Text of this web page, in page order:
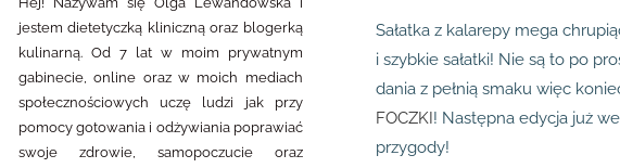
jestem dietetyczką kliniczną oraz blogerką
kulinarną. Od 7 lat w moim prywatnym
gabinecie, online oraz w moich mediach
społecznościowych uczę ludzi jak przy
pomocy gotowania i odżywiania poprawiać
swoje zdrowie, samopoczucie oraz
Sałatka z kalarepy mega
i szybkie sałatki! Nie są to po
dania z pełnią smaku więc
FOCZKI ! Następna edycja już
przygody!